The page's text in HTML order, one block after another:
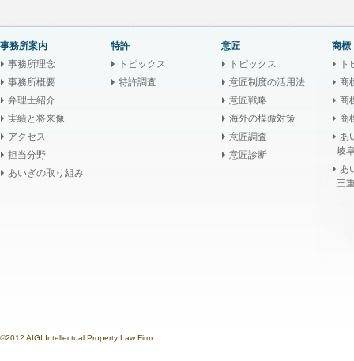
事務所案内
事務所理念
事務所概要
弁理士紹介
実績と将来像
アクセス
担当分野
あいぎの取り組み
特許
トピックス
特許調査
意匠
トピックス
意匠制度の活用法
意匠戦略
海外の模倣対策
意匠調査
意匠診断
商標
ト
商
商
商
あ
岐
あ
三
©2012 AIGI Intellectual Property Law Firm.